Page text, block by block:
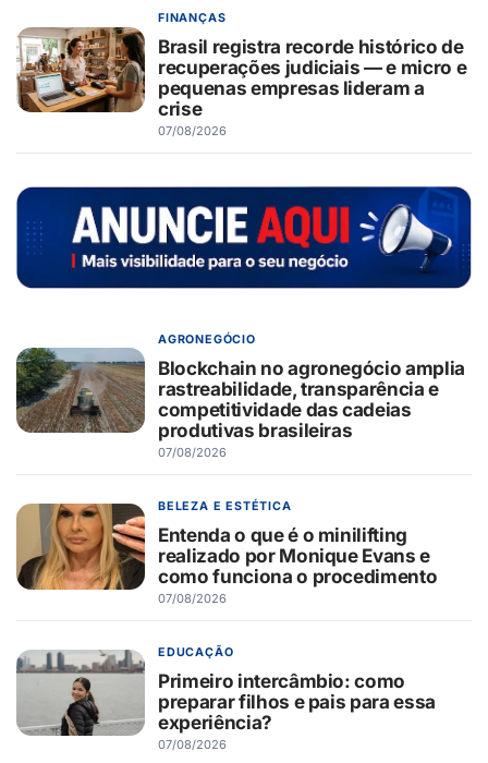
FINANÇAS
Brasil registra recorde histórico de
recuperações judiciais — e micro e
pequenas empresas lideram a
crise
07/08/2026
AGRONEGÓCIO
Blockchain no agronegócio amplia
rastreabilidade, transparência e
competitividade das cadeias
produtivas brasileiras
07/08/2026
BELEZA E ESTÉTICA
Entenda o que é o minilifting
realizado por Monique Evans e
como funciona o procedimento
07/08/2026
EDUCAÇÃO
Primeiro intercâmbio: como
preparar filhos e pais para essa
experiência?
07/08/2026